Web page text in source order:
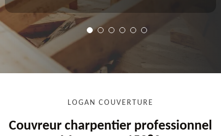
LOGAN COUVERTURE
Couvreur charpentier professionnel